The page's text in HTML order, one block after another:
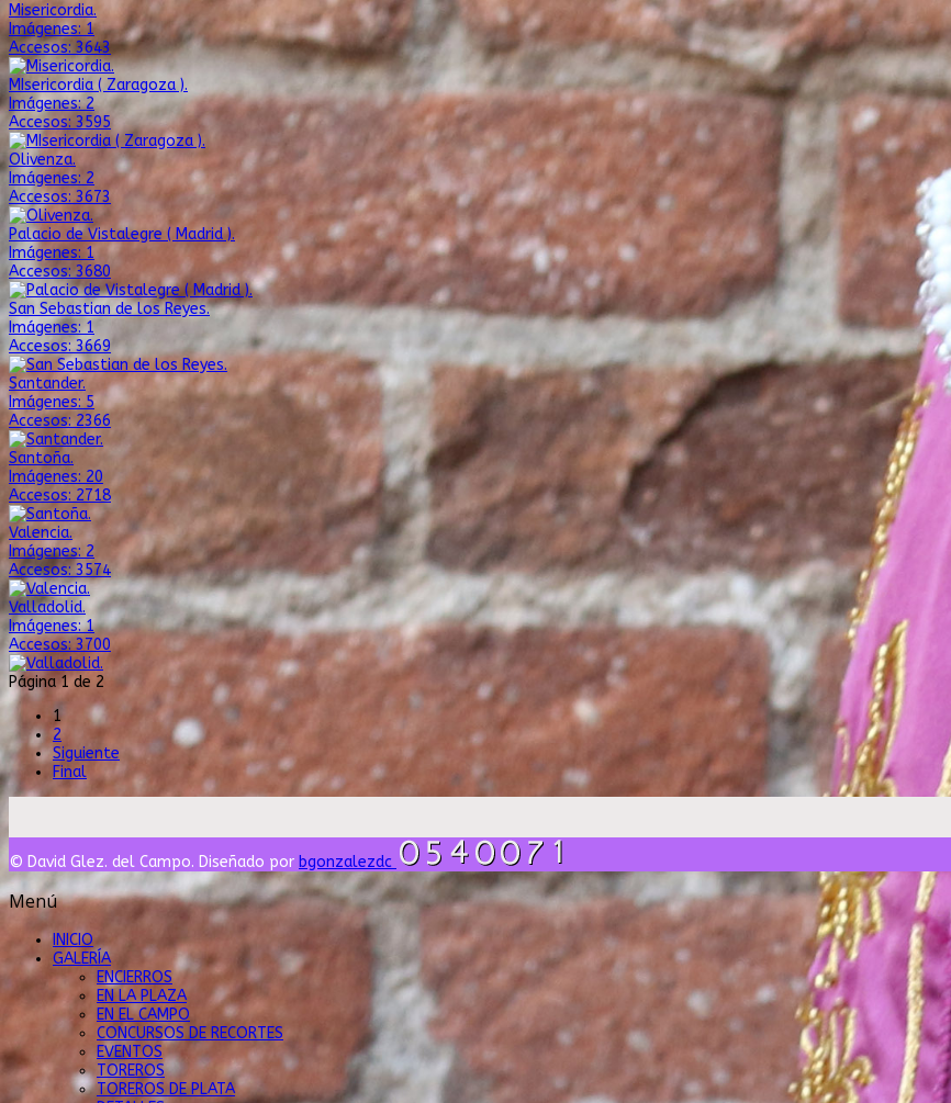
Misericordia.
Imágenes: 1
Accesos: 3643
MIsericordia ( Zaragoza ).
Imágenes: 2
Accesos: 3595
Olivenza.
Imágenes: 2
Accesos: 3673
Palacio de Vistalegre ( Madrid ).
Imágenes: 1
Accesos: 3680
San Sebastian de los Reyes.
Imágenes: 1
Accesos: 3669
Santander.
Imágenes: 5
Accesos: 2366
Santoña.
Imágenes: 20
Accesos: 2718
Valencia.
Imágenes: 2
Accesos: 3574
Valladolid.
Imágenes: 1
Accesos: 3700
Página 1 de 2
1
2
Siguiente
Final
© David Glez. del Campo. Diseñado por bgonzalezdc
Menú
INICIO
GALERÍA
ENCIERROS
EN LA PLAZA
EN EL CAMPO
CONCURSOS DE RECORTES
EVENTOS
TOREROS
TOREROS DE PLATA